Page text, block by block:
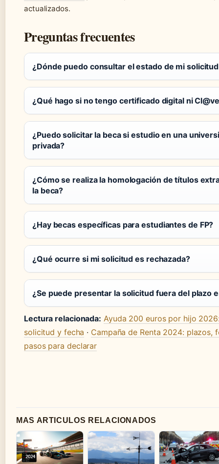
actualizados.
Preguntas frecuentes
¿Dónde puedo consultar el estado de mi
¿Qué hago si no tengo certificado digital ni
¿Puedo solicitar la beca si estudio en una
privada?
¿Cómo se realiza la homologación de títulos
la beca?
¿Hay becas específicas para estudiantes de FP?
¿Qué ocurre si mi solicitud es rechazada?
¿Se puede presentar la solicitud fuera del plazo
Lectura relacionada: Ayuda 200 euros por hijo
solicitud y fecha · Campaña de Renta 2024: plazos,
pasos para declarar
MAS ARTICULOS RELACIONADOS